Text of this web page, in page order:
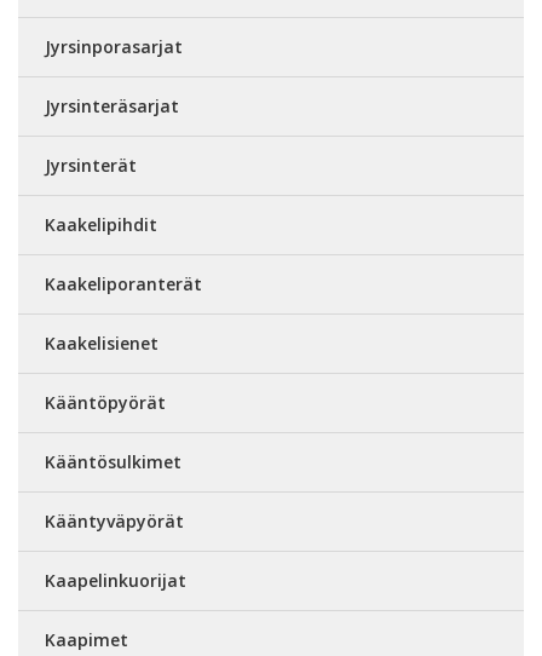
Jyrsinporasarjat
Jyrsinteräsarjat
Jyrsinterät
Kaakelipihdit
Kaakeliporanterät
Kaakelisienet
Kääntöpyörät
Kääntösulkimet
Kääntyväpyörät
Kaapelinkuorijat
Kaapimet